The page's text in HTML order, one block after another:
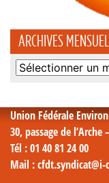
ARCHIVES
Archives
Union Fédérale
30, passage de l’Arche
Tél : 01 40 81 24 00
Mail : cfdt.syndicat@i-